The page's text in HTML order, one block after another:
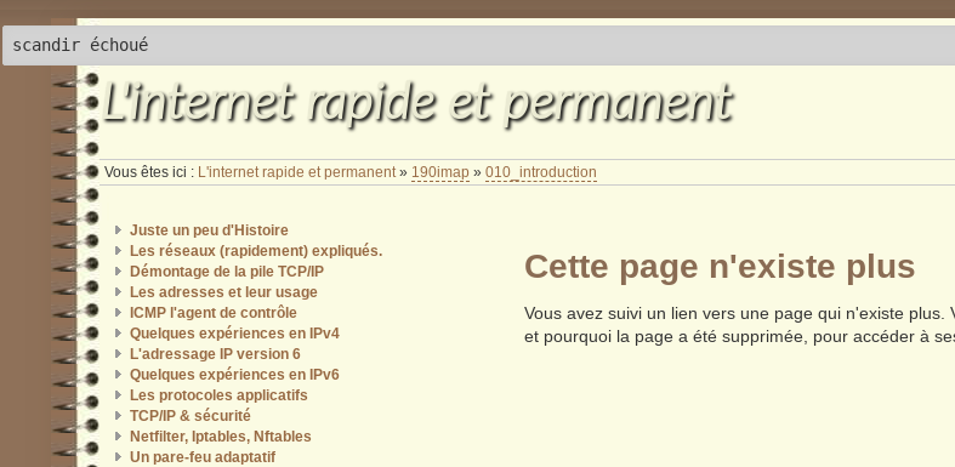
L'internet rapide et permanent
scandir échoué
Vous êtes ici : L'internet rapide et permanent» 190imap »010_introduction
Juste un peu d'Histoire
Les réseaux (rapidement) expliqués.
Démontage de la pile TCP/IP
Les adresses et leur usage
ICMP l'agent de contrôle
Quelques expériences en IPv4
L'adressage IP version 6
Quelques expériences en IPv6
Les protocoles applicatifs
TCP/IP & sécurité
Netfilter, Iptables, Nftables
Un pare-feu adaptatif
Cette page n'existe plus
Vous avez suivi un lien vers une page qui n'existe plus.
et pourquoi la page a été supprimée, pour accéder à